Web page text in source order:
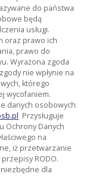
do państwa
będą
usługi.
oraz prawo ich
prawo do
Wyrażona zgoda
nie wpłynie na
którego
wycofaniem.
danych osobowych
Przysługuje
Ochrony Danych
na
iż przetwarzanie
RODO.
dla